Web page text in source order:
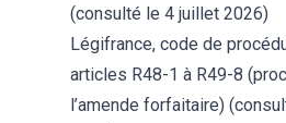
(consulté le 4 juillet 2026)
Légifrance, code de
articles R48-1 à R49-8
l’amende forfaitaire)